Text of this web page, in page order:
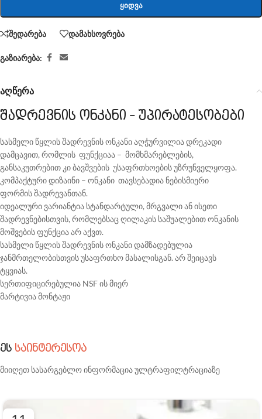
ᲧᲘᲓᲕᲐ
შედარება დამახსოვრება
გაზიარება:
აღწერა
შადრევნის ონკანი - უპირატესობები
სასმელი წყლის შადრევნის ონკანი აღჭურვილია დრეკადი
დამცავით, რომლის ფუნქციაა – მომხმარებლების,
განსაკუთრებით კი ბავშვების უსაფრთხოების უზრუნველყოფა.
კომპაქტური დიზაინი – ონკანი თავსებადია ნებისმიერი
ფორმის შადრევანთან.
იდეალური ვარიანტია სტანდარტული, მრგვალი ან ისეთი
შადრევნებისთვის, რომლებსაც ღილაკის საშუალებით ონკანის
მოშვების ფუნქცია არ აქვთ.
სასმელი წყლის შადრევნის ონკანი დამზადებულია
ჯანმრთელობისთვის უსაფრთხო მასალისგან. არ შეიცავს
ტყვიას.
სერთიფიცირებულია NSF ის მიერ
მარტივია მონტაჟი
ეს საინტერესოა
მიიღეთ სასარგებლო ინფორმაცია ულტრაფილტრაციაზე